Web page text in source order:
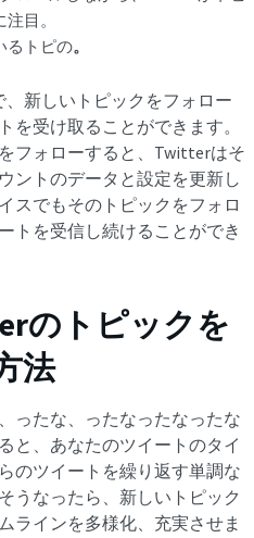
目。
るトピの。
新しいトピックをフォロー
を受け取ることができます。
フォローすると、Twitterはそ
ントのデータと設定を更新し
スでもそのトピックをフォロ
トを受信し続けることができ
のトピックを
法
ったな、ったなったなったな
と、あなたのツイートのタイ
のツイートを繰り返す単調な
うなったら、新しいトピック
ラインを多様化、充実させま